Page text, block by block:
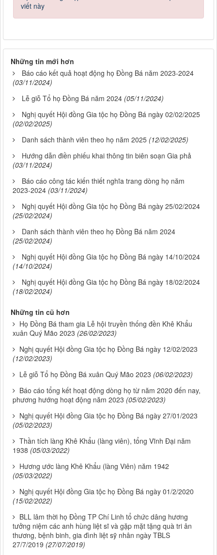
viết này
Những tin mới hơn
Báo cáo kết quả hoạt động họ Đồng Bá năm 2023-2024
(03/11/2024)
Lễ giỗ Tổ họ Đồng Bá năm 2024 (05/11/2024)
Nghị quyết Hội đồng Gia tộc họ Đồng Bá ngày 02/02/2025
(02/02/2025)
Danh sách thành viên theo họ năm 2025 (12/02/2025)
Hướng dẫn điền phiếu khai thông tin biên soạn Gia phả
(03/11/2024)
Báo cáo công tác kiến thiết nghĩa trang dòng họ năm
2023-2024 (03/11/2024)
Nghị quyết Hội đồng Gia tộc họ Đồng Bá ngày 25/02/2024
(25/02/2024)
Danh sách thành viên theo họ Đồng Bá năm 2024
(25/02/2024)
Nghị quyết Hội đồng Gia tộc họ Đồng Bá ngày 14/10/2024
(14/10/2024)
Nghị quyết Hội đồng Gia tộc họ Đồng Bá ngày 18/02/2024
(18/02/2024)
Những tin cũ hơn
Họ Đồng Bá tham gia Lễ hội truyền thống đền Khê Khẩu
xuân Quý Mão 2023 (26/02/2023)
Nghị quyết Hội đồng Gia tộc họ Đồng Bá ngày 12/02/2023
(12/02/2023)
Lễ giỗ Tổ họ Đồng Bá xuân Quý Mão 2023 (06/02/2023)
Báo cáo tổng kết hoạt động dòng họ từ năm 2020 đến nay,
phương hướng hoạt động năm 2023 (05/02/2023)
Nghị quyết Hội đồng Gia tộc họ Đồng Bá ngày 27/01/2023
(05/02/2023)
Thần tích làng Khê Khẩu (làng viên), tổng Vĩnh Đại năm
1938 (05/03/2022)
Hương ước làng Khê Khẩu (làng Viên) năm 1942
(05/03/2022)
Nghị quyết Hội đồng Gia tộc họ Đồng Bá ngày 01/2/2020
(15/02/2022)
BLL lâm thời họ Đồng TP Chí Linh tổ chức dâng hương
tưởng niệm các anh hùng liệt sĩ và gặp mặt tặng quà tri ân
thương, bệnh binh, gia đình liệt sỹ nhân ngày TBLS
27/7/2019 (27/07/2019)